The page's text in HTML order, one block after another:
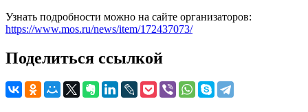
Узнать подробности можно на сайте организаторов:
https://www.mos.ru/news/item/172437073/
Поделиться ссылкой